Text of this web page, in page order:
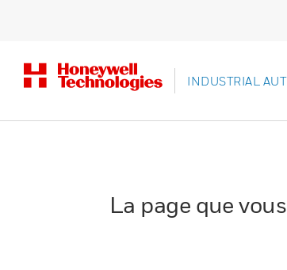
INDUSTRIAL
La page que